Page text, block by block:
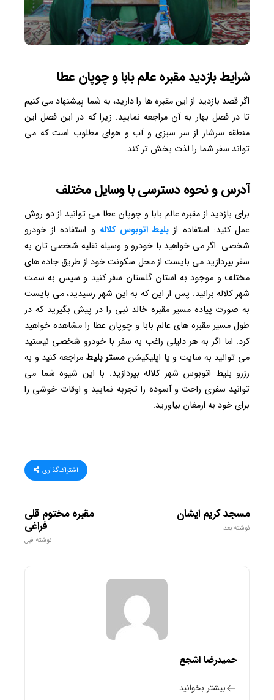
شرایط بازدید مقبره عالم بابا و چوپان عطا
اگر قصد بازدید از این مقبره ها را دارید، به شما پیشنهاد می کنیم
تا در فصل بهار به آن مراجعه نمایید. زیرا که در این فصل این
منطقه سرشار از سر سبزی و آب و هوای مطلوب است که می
تواند سفر شما را لذت بخش تر کند.
آدرس و نحوه دسترسی با وسایل مختلف
برای بازدید از مقبره عالم بابا و چوپان عطا می توانید از دو روش
عمل کنید: استفاده از بلیط اتوبوس کلاله و استفاده از خودرو
شخصی. اگر می خواهید با خودرو و وسیله نقلیه شخصی تان به
سفر بپردازید می بایست از محل سکونت خود از طریق جاده های
مختلف و موجود به استان گلستان سفر کنید و سپس به سمت
شهر کلاله برانید. پس از این که به این شهر رسیدید، می بایست
به صورت پیاده مسیر مقبره خالد نبی را در پیش بگیرید که در
طول مسیر مقبره های عالم بابا و چوپان عطا را مشاهده خواهید
کرد. اما اگر به هر دلیلی راغب به سفر با خودرو شخصی نیستید
می توانید به سایت و یا اپلیکیشن مستر بلیط مراجعه کنید و به
رزرو بلیط اتوبوس شهر کلاله بپردازید. با این شیوه شما می
توانید سفری راحت و آسوده را تجربه نمایید و اوقات خوشی را
برای خود به ارمغان بیاورید.
اشتراک‌گذاری
مقبره مختوم قلی
فراغی
نوشته قبل
مسجد کریم ایشان
نوشته بعد
حمیدرضا اشجع
بیشتر بخوانید